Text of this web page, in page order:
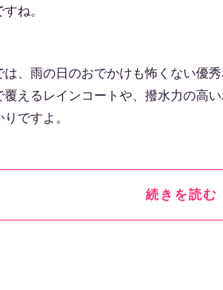
ね。
は、雨の日のおでかけも怖くない優
覆えるレインコートや、撥水力の高
ですよ。
続きを読む